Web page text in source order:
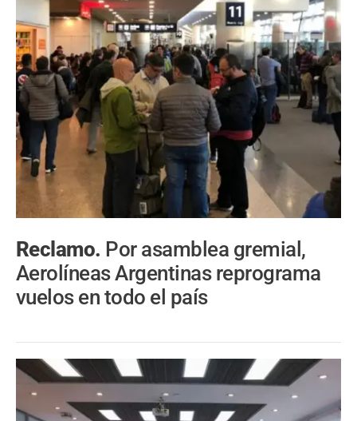
Reclamo. Por asamblea gremial,
Aerolíneas Argentinas reprograma
vuelos en todo el país